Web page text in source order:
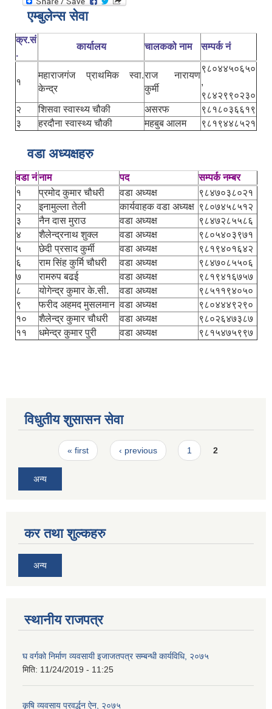
एम्बुलेन्स सेवा
क्र.सं
.
कार्यालय चालकको नाम सम्पर्क नं
१
महाराजगंज प्राथमिक स्वा.
केन्द्र
राज नारायण
कुर्मी
९८०४४५०६५०
,
९८४२९९०२३०
२
शिसवा स्वास्थ्य चौकी असरफ
९८१८०३६६१९
३
हरदौना स्वास्थ्य चौकी महबुब आलम ९८१९४४८५२१
वडा अध्यक्षहरु
वडा नंनाम पद
सम्पर्क नम्बर
१
प्रमोद कुमार चौधरी वडा अध्यक्ष
९८४७०३८०२१
२
इनामुल्ला तेली कार्यवाहक वडा अध्यक्ष ९८०७४५८५१२
३
नैन दास मुराउ वडा अध्यक्ष
९८४७२८५५८६
४
शैलेन्द्रनाथ शुक्ल वडा अध्यक्ष
९८०५४०३९७१
५
छेदी प्रसाद कुर्मी वडा अध्यक्ष
९८१९४०१६४२
६
राम सिंह कुर्मि चौधरी वडा अध्यक्ष
९८४७०८५५०६
७
रामरुप बढई वडा अध्यक्ष
९८१९४१६७५७
८
योगेन्द्र कुमार के.सी. वडा अध्यक्ष
९८५११९४०५०
९
फरीद अहमद मुसलमान वडा अध्यक्ष
९८०४४४९२९०
१०
शैलेन्द्र कुमार चौधरी वडा अध्यक्ष
९८०२६४७३८७
११
धमेन्द्र कुमार पुरी वडा अध्यक्ष ९८१५४७५९९७
विधुतीय शुसासन सेवा
Pages« first ‹ previous 1 2
अन्य
कर तथा शुल्कहरु
अन्य
स्थानीय राजपत्र
घ वर्गको निर्माण व्यवसायी इजाजतपत्र सम्बन्धी कार्यविधि, २०७५
मिति: 11/24/2019 - 11:25
कृषि व्यवसाय प्रवर्द्धन ऐन, २०७५